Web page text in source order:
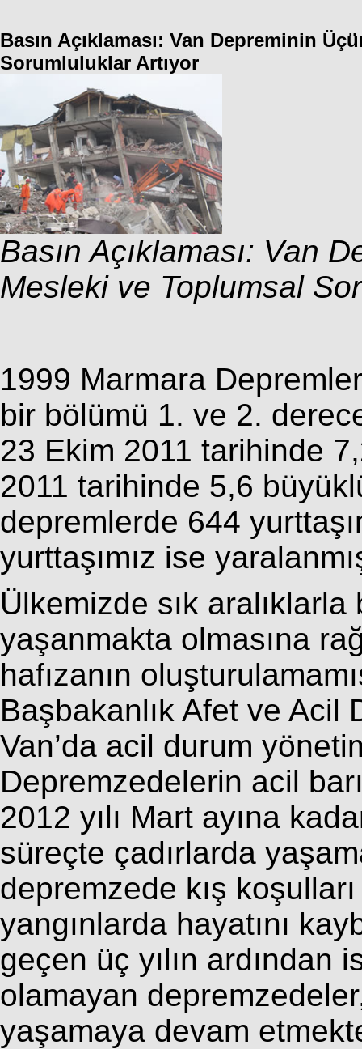
Basın Açıklaması: Van Depreminin
Sorumluluklar Artıyor
Basın Açıklaması: Van
Mesleki ve Toplumsal
1999 Marmara
bir bölümü 1. ve 2.
23 Ekim 2011 tarihinde
2011 tarihinde 5,6
depremlerde 644
yurttaşımız ise
Ülkemizde sık
yaşanmakta olmasına
hafızanın
Başbakanlık Afet ve Acil
Van’da acil durum
Depremzedelerin acil
2012 yılı Mart ayına
süreçte çadırlarda
depremzede kış
yangınlarda hayatını
geçen üç yılın ardından
olamayan
yaşamaya devam